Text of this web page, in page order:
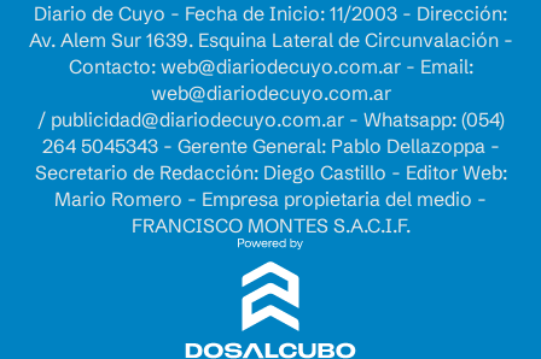
Diario de Cuyo - Fecha de Inicio: 11/2003 - Dirección:
Av. Alem Sur 1639. Esquina Lateral de Circunvalación -
Contacto: web@diariodecuyo.com.ar- Email:
web@diariodecuyo.com.ar
/ publicidad@diariodecuyo.com.ar- Whatsapp: (054)
264 5045343 - Gerente General: Pablo Dellazoppa -
Secretario de Redacción: Diego Castillo - Editor Web:
Mario Romero - Empresa propietaria del medio -
FRANCISCO MONTES S.A.C.I.F.